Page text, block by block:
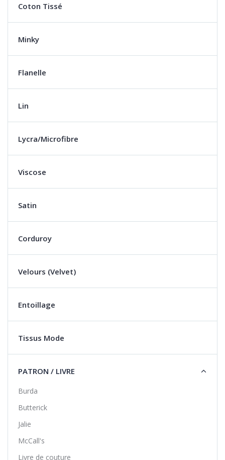
Coton Tissé
Minky
Flanelle
Lin
Lycra/Microfibre
Viscose
Satin
Corduroy
Velours (Velvet)
Entoillage
Tissus Mode
PATRON / LIVRE
Burda
Butterick
Jalie
McCall's
Livre de couture